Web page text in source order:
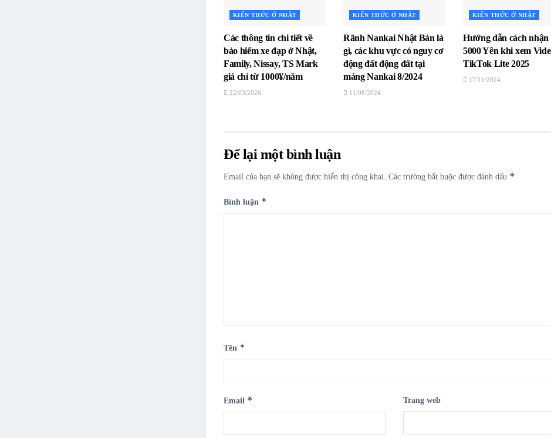
KIẾN THỨC Ở NHẬT
Các thông tin chi tiết về
bảo hiểm xe đạp ở Nhật,
Family, Nissay, TS Mark
giá chỉ từ 1000¥/năm
22/03/2026
KIẾN THỨC Ở NHẬT
Rãnh Nankai Nhật Bản là
gì, các khu vực có nguy cơ
động đất động đất tại
máng Nankai 8/2024
11/08/2024
KIẾN THỨC Ở NHẬT
Hướng dẫn cách nhận
5000 Yên khi xem
TikTok Lite 2025
17/11/2024
Để lại một bình luận
Email của bạn sẽ không được hiển thị công khai. Các trường bắt buộc được đánh dấu *
Bình luận *
Tên *
Email * Trang web